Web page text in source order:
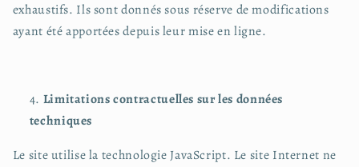
exhaustifs. Ils sont donnés sous réserve de modifications
ayant été apportées depuis leur mise en ligne.
Limitations contractuelles sur les données
techniques
Le site utilise la technologie JavaScript. Le site Internet ne